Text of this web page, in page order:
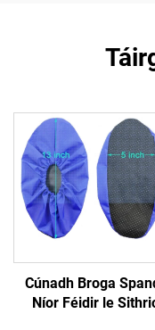
Cúnadh Broga
Níor Féidir le